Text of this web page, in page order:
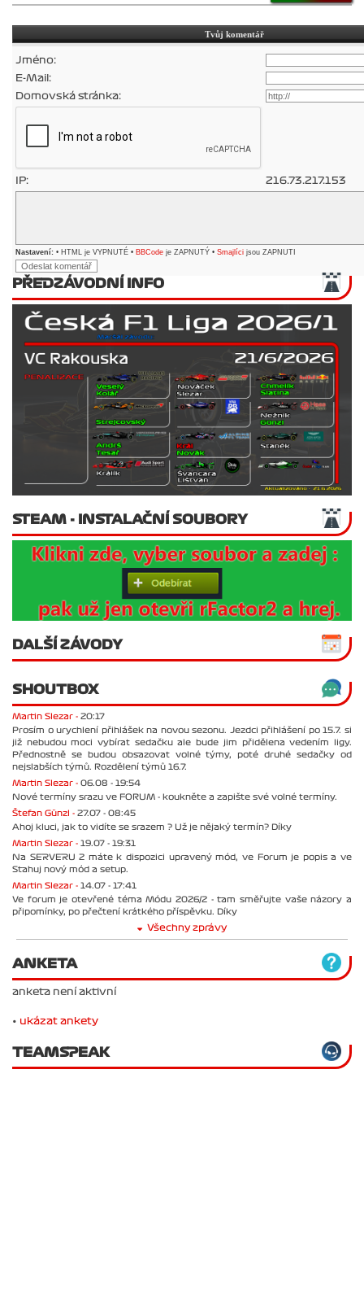
Tvůj komentář
Jméno:
E-Mail:
Domovská stránka:
IP: 216.73.217.153
Nastavení: • HTML je VYPNUTÉ • BBCode je ZAPNUTÝ • Smajlíci jsou ZAPNUTI
PŘEDZÁVODNÍ INFO
STEAM - INSTALAČNÍ SOUBORY
DALŠÍ ZÁVODY
SHOUTBOX
Martin Slezar - 20:17
Prosím o urychlení přihlášek na novou sezonu. Jezdci přihlášení po 15.7. si
již nebudou moci vybírat sedačku ale bude jim přidělena vedením ligy.
Přednostně se budou obsazovat volné týmy, poté druhé sedačky od
nejslabších týmů. Rozdělení týmů 16.7.
Martin Slezar - 06.08 - 19:54
Nové termíny srazu ve FORUM - koukněte a zapište své volné termíny.
Štefan Günzl - 27.07 - 08:45
Ahoj kluci, jak to vidíte se srazem ? Už je nějaký termín? Díky
Martin Slezar - 19.07 - 19:31
Na SERVERU 2 máte k dispozici upravený mód, ve Forum je popis a ve
Stahuj nový mód a setup.
Martin Slezar - 14.07 - 17:41
Ve forum je otevřené téma Módu 2026/2 - tam směřujte vaše názory a
připomínky, po přečtení krátkého příspěvku. Díky
Všechny zprávy
ANKETA
anketa není aktivní
• ukázat ankety
TEAMSPEAK